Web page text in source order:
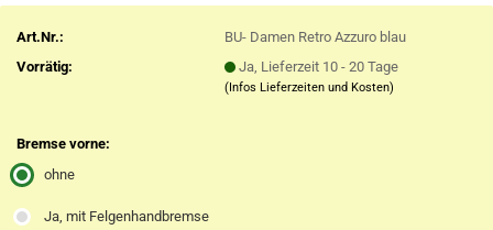
Art.Nr.:
BU- Damen Retro Azzuro blau
Vorrätig:
Ja, Lieferzeit 10 - 20 Tage
(Infos Lieferzeiten und Kosten)
Bremse vorne:
ohne
Ja, mit Felgenhandbremse